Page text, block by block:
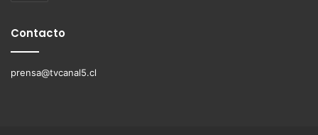
Contacto
prensa@tvcanal5.cl